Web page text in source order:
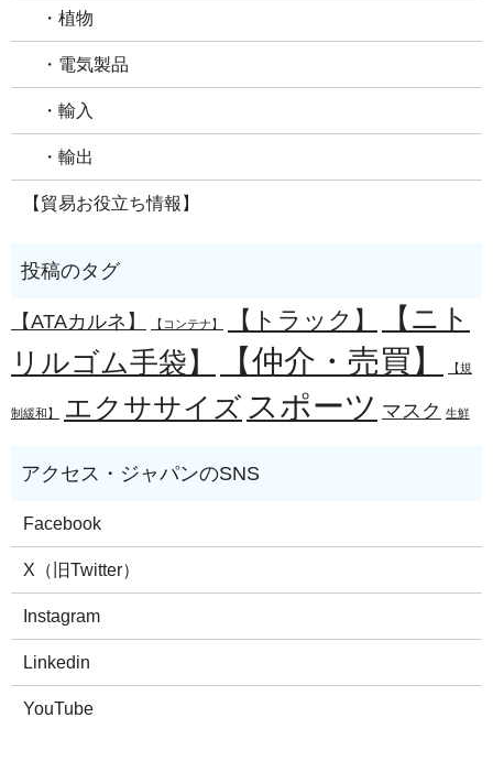
・植物
・電気製品
・輸入
・輸出
【貿易お役立ち情報】
【ATAカルネ】 【コンテナ】 【トラック】
【ニト
リルゴム手袋】
【仲介・売買】 【規
制緩和】 エクササイズ スポーツ マスク 生鮮
Facebook
X（旧Twitter）
Instagram
Linkedin
YouTube